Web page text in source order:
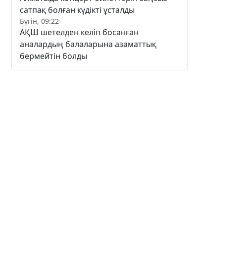
сатпақ болған күдікті ұсталды
Бүгін, 09:22
АҚШ шетелден келіп босанған
аналардың балаларына азаматтық
бермейтін болды